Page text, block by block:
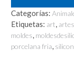
Categorías:
Etiquetas: art,
moldes,
porcelana fria,